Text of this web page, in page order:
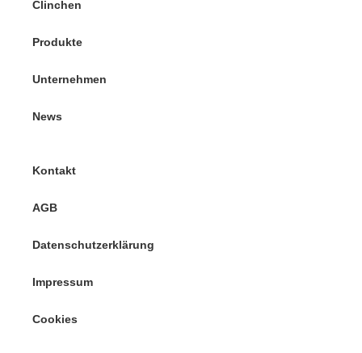
Clinchen
Produkte
Unternehmen
News
Kontakt
AGB
Datenschutzerklärung
Impressum
Cookies